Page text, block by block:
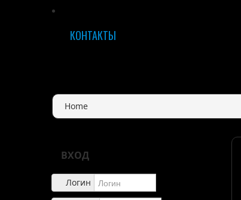
КОНТАКТЫ
Home
ВХОД
Логин